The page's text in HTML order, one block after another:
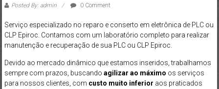
Posted By: admin 0 Comment
Serviço especializado no reparo e conserto em eletrônica de PLC ou
CLP Epiroc. Contamos com um laboratório completo para realizar
manutenção e recuperação de sua PLC ou CLP Epiroc.
Devido ao mercado dinâmico que estamos inseridos, trabalhamos
sempre com prazos, buscando agilizar ao máximo os serviços
para nossos clientes, com custo muito inferior aos praticados